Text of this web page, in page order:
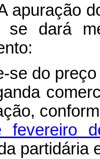
apuração
dará
se do
fevereiro
partidária